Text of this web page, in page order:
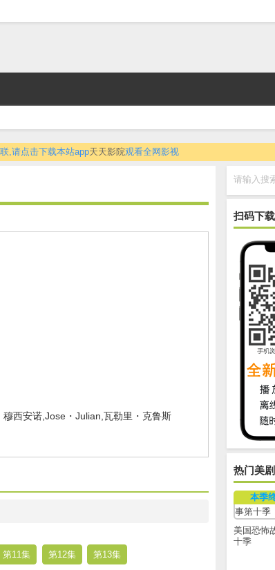
,请点击下载本站app天天影院观看全网影视
请输入搜
扫码下
热门美剧
本季
美国恐怖
十季
西安诺,Jose・Julian,瓦勒里・克鲁斯
第11集 第12集 第13集